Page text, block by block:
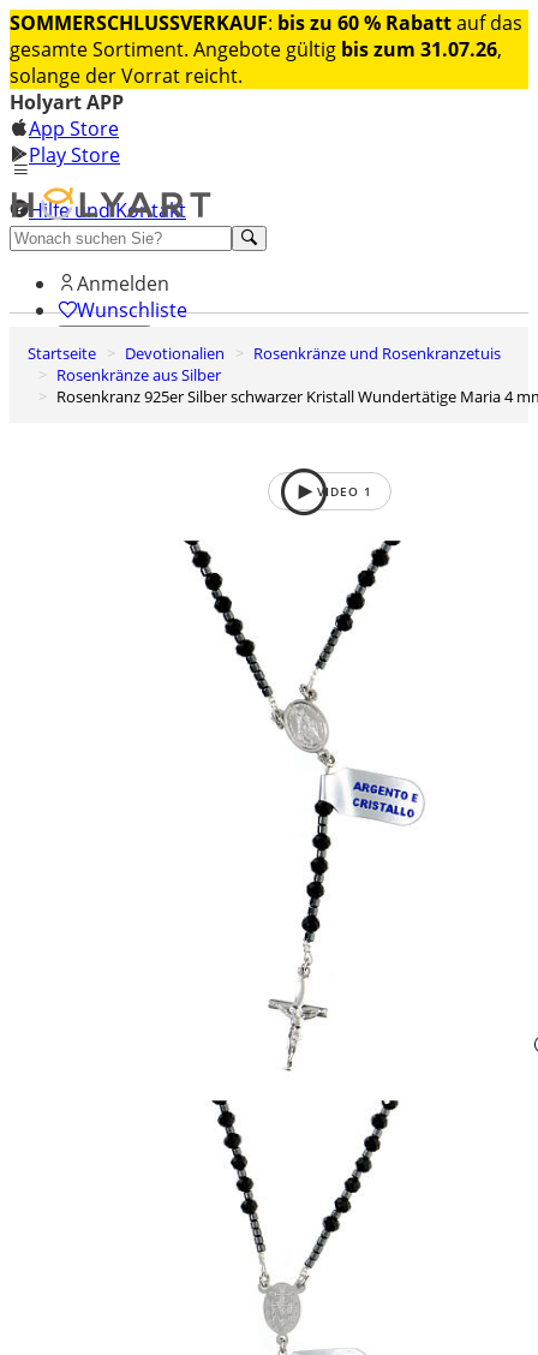
SOMMERSCHLUSSVERKAUF: bis zu 60 % Rabattauf das
gesamte Sortiment. Angebote gültig bis zum 31.07.26,
solange der Vorrat reicht.
Holyart APP
App Store
Play Store
Hilfe und Kontakt
Entdecken Sie Premium
Anmelden
Wunschliste
0
Warenkorb
Startseite Devotionalien
Rosenkränze und Rosenkranzetuis
Rosenkränze aus Silber
Rosenkranz 925er Silber schwarzer Kristall Wundertätige Maria 4
VIDEO 1